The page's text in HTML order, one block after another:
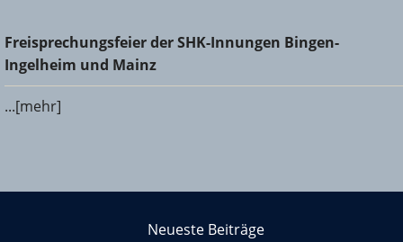
Freisprechungsfeier der SHK-Innungen Bingen-Ingelheim
und Mainz
Freisprechungsfeier der SHK-Innungen Bingen-
Ingelheim und Mainz
...[mehr]
Neueste Beiträge